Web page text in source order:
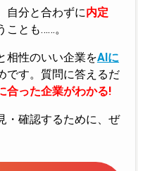
自分と合わずに内定
ことも……。
相性のいい企業をAIに
です。質問に答えるだ
合った企業がわかる!
・確認するために、ぜ